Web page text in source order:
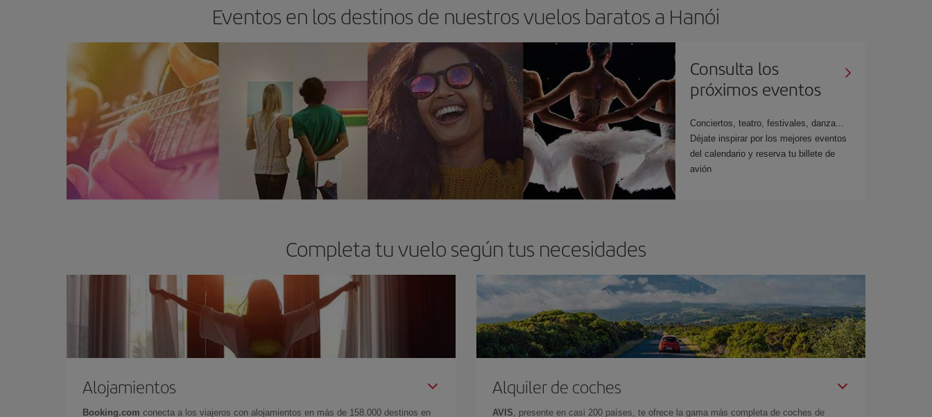
Eventos en los destinos de nuestros vuelos baratos a Hanói
Consulta los
próximos eventos
Conciertos, teatro, festivales, danza...
Déjate inspirar por los mejores eventos
del calendario y reserva tu billete de
avión
Completa tu vuelo según tus necesidades
Alojamientos
Booking.com conecta a los viajeros con alojamientos en más de 158.000 destinos en
Alquiler de coches
AVIS , presente en casi 200 países, te ofrece la gama más completa de coches de